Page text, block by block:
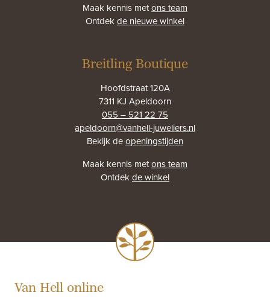
Maak kennis metons team
Ontdekde nieuwe winkel
Breitling Boutique
Hoofdstraat 120A
7311 KJ Apeldoorn
055 – 521 22 75
apeldoorn@vanhell-juweliers.nl
Bekijk deopeningstijden
Maak kennis metons team
Ontdekde winkel
Van Hell online